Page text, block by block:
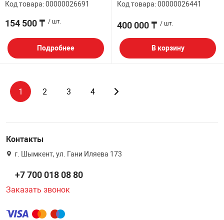
Код товара: 00000026691
154 500 ₸ / шт.
Подробнее
Код товара: 00000026441
400 000 ₸ / шт.
В корзину
1 2 3 4
Контакты
г. Шымкент, ул. Гани Иляева 173
+7 700 018 08 80
Заказать звонок